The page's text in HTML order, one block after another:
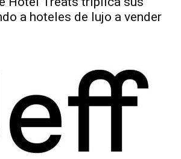
a hoteles de lujo a vender